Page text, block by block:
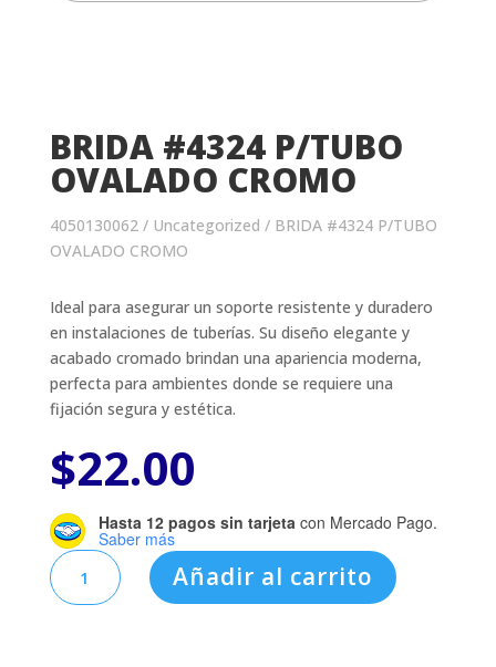
BRIDA #4324 P/TUBO
OVALADO CROMO
4050130062/ Uncategorized / BRIDA #4324 P/TUBO
OVALADO CROMO
Ideal para asegurar un soporte resistente y duradero
en instalaciones de tuberías. Su diseño elegante y
acabado cromado brindan una apariencia moderna,
perfecta para ambientes donde se requiere una
fijación segura y estética.
$22.00
Hasta 12 pagos sin tarjetacon Mercado Pago.
Saber más
BRIDA
#4324
P/TUBO
Añadir al carrito